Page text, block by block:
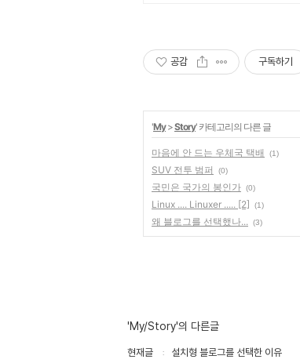
공감 구독하기
'My>Story' 카테고리의 다른 글
마음에 안 드는 우체국 택배 (1)
SUV 전투 범퍼 (0)
국민은 국가의 봉인가 (0)
Linux .... Linuxer ..... [2] (1)
왜 블로그를 선택했나... (3)
'My/Story'의 다른글
현재글 설치형 블로그를 선택한 이유